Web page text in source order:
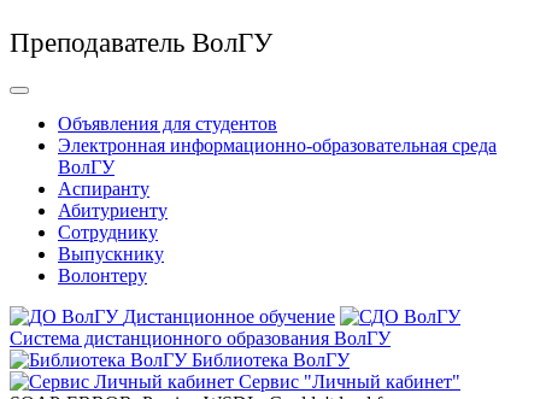
Преподаватель ВолГУ
Объявления для студентов
Электронная информационно-образовательная среда
ВолГУ
Аспиранту
Абитуриенту
Сотруднику
Выпускнику
Волонтеру
Дистанционное обучение
Система дистанционного образования ВолГУ
Библиотека ВолГУ
Сервис "Личный кабинет"